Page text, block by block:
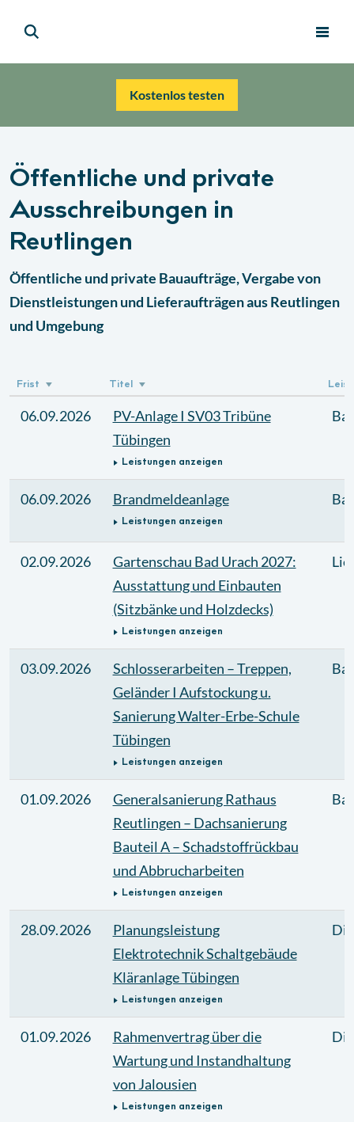
Kostenlos testen
Öffentliche und private
Ausschreibungen in
Reutlingen
Öffentliche und private Bauaufträge, Vergabe von
Dienstleistungen und Lieferaufträgen ausReutlingen
und Umgebung
Frist Titel
06.09.2026
PV-Anlage I SV03 Tribüne
Tübingen
Leistungen anzeigen
06.09.2026 Brandmeldeanlage
Leistungen anzeigen
02.09.2026
Gartenschau Bad Urach 2027:
Ausstattung und Einbauten
(Sitzbänke und Holzdecks)
Leistungen anzeigen
03.09.2026
Schlosserarbeiten – Treppen,
Geländer I Aufstockung u.
Sanierung Walter-Erbe-Schule
Tübingen
Leistungen anzeigen
01.09.2026
Generalsanierung Rathaus
Reutlingen – Dachsanierung
Bauteil A – Schadstoffrückbau
und Abbrucharbeiten
Leistungen anzeigen
28.09.2026
Planungsleistung
Elektrotechnik Schaltgebäude
Kläranlage Tübingen
Leistungen anzeigen
01.09.2026
Rahmenvertrag über die
Wartung und Instandhaltung
von Jalousien
Leistungen anzeigen